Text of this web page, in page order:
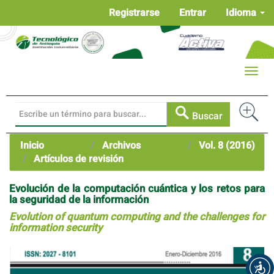
Contenido
principal
Idioma
Registrarse Entrar
Buscar
Toggle
Inicio Archivos
Vol. 8 (2016)
Artículos de revisión
Evolución de la computación cuántica y los retos para
la seguridad de la información
Evolution of quantum computing and the challenges for
information security
Barra
lateral